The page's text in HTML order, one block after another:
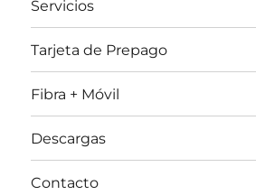
Servicios
Tarjeta de Prepago
Fibra + Móvil
Descargas
Contacto